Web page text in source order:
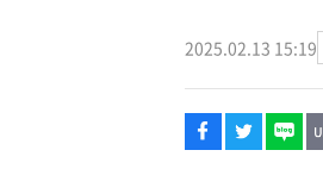
2025.02.13 15:19